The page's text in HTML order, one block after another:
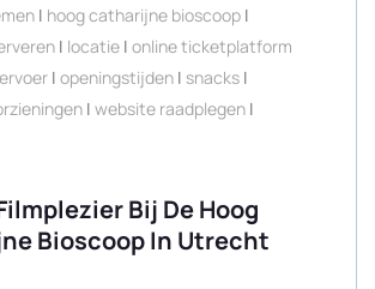
| hoog catharijne bioscoop |
| locatie | online ticketplatform
| openingstijden | snacks |
| website raadplegen |
Bij De Hoog
Bioscoop In Utrecht